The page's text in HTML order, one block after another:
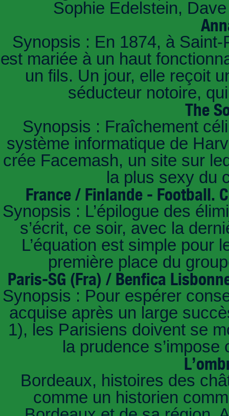
Sophie Edelstein,
Synopsis : En 1874, à
est mariée à un haut
un fils. Un jour, elle reçoit
séducteur notoire,
The
Synopsis : Fraîchement
système informatique de
crée Facemash, un site sur
la plus sexy du
France / Finlande - Football.
Synopsis : L’épilogue des
s’écrit, ce soir, avec la
L’équation est simple pour
première place du
Paris-SG (Fra) / Benfica
Synopsis : Pour espérer
acquise après un large
1), les Parisiens doivent se
la prudence
Bordeaux, histoires des
comme un historien